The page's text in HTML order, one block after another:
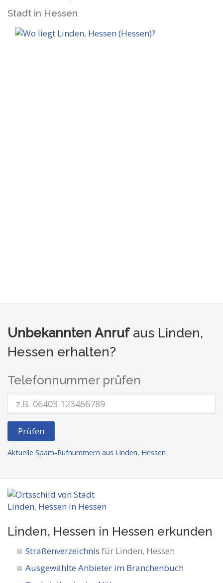
Stadt in Hessen
Unbekannten Anrufaus Linden,
Hessen erhalten?
Telefonnummer prüfen
Prüfen
Aktuelle Spam-Rufnummern aus Linden, Hessen
Linden, Hessen in Hessen erkunden
Straßenverzeichnis für Linden, Hessen
Ausgewählte Anbieter im Branchenbuch